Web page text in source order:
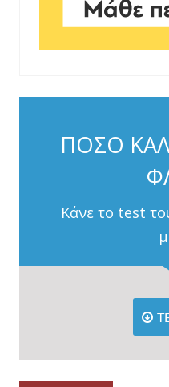
ΠΟΣΟ
Κάνε το test